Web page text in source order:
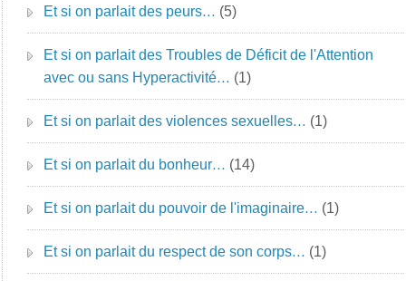
Et si on parlait des peurs… (5)
Et si on parlait des Troubles de Déficit de l'Attention
avec ou sans Hyperactivité… (1)
Et si on parlait des violences sexuelles… (1)
Et si on parlait du bonheur… (14)
Et si on parlait du pouvoir de l'imaginaire… (1)
Et si on parlait du respect de son corps… (1)